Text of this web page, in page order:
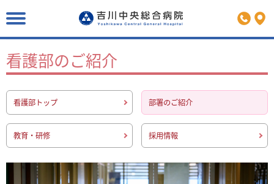
緊急で受診をされる方へ
初診にかかわる選定療養費
休診代診・外来担当医表
各部門のご案内
入院のご案内
当院までのアクセス
病院概要
病院機能評価
病院指標
理念・沿革
患者の権利と責務
個人情報保護方針
臨床研究およびオプトアウト
医療関係の方
福利厚生
広報誌のご紹介
各製薬会社MRの皆様
関連リンク
看護部のご紹介
看護部トップ 部署のご紹介
教育・研修 採用情報